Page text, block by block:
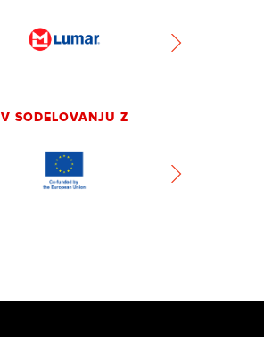
V SODELOVANJU Z